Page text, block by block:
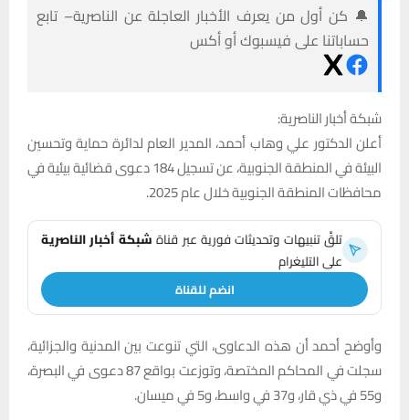
🔔 كن أول من يعرف الأخبار العاجلة عن الناصرية– تابع
حساباتنا على فيسبوك أو أكس
شبكة أخبار الناصرية:
أعلن الدكتور علي وهاب أحمد، المدير العام لدائرة حماية وتحسين
البيئة في المنطقة الجنوبية، عن تسجيل 184 دعوى قضائية بيئية في
محافظات المنطقة الجنوبية خلال عام 2025.
تلقَّ تنبيهات وتحديثات فورية عبر قناةشبكة أخبار الناصرية
على التليغرام
انضم للقناة
وأوضح أحمد أن هذه الدعاوى، التي تنوعت بين المدنية والجزائية،
سجلت في المحاكم المختصة، وتوزعت بواقع 87 دعوى في البصرة،
و55 في ذي قار، و37 في واسط، و5 في ميسان.